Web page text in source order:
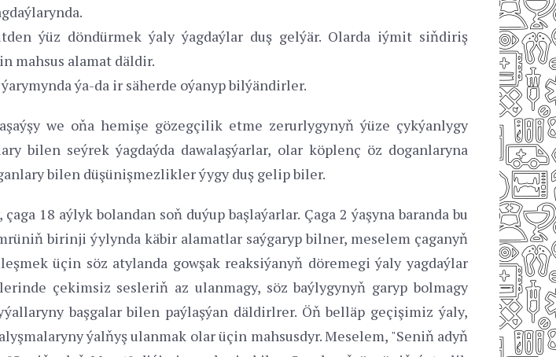
ýüz döndürmek ýaly ýagdaýlar duş gelýär. Olarda iýmit siňdiriş
mahsus alamat däldir.
ýa-da ir säherde oýanyp bilýändirler.
we oňa hemişe gözegçilik etme zerurlygynyň ýüze çykýanlygy
bilen seýrek ýagdaýda dawalaşýarlar, olar köplenç öz doganlaryna
bilen düşünişmezlikler ýygy duş gelip biler.
18 aýlyk bolandan soň duýup başlaýarlar. Çaga 2 ýaşyna baranda bu
birinji ýylynda käbir alamatlar saýgaryp bilner, meselem çaganyň
üçin söz atylanda gowşak reaksiýanyň döremegi ýaly yagdaýlar
çekimsiz sesleriň az ulanmagy, söz baýlygynyň garyp bolmagy
başgalar bilen paýlaşýan däldirlrer. Öň belläp geçişimiz ýaly,
ýalňyş ulanmak olar üçin mahsusdyr. Meselem, "Seniň adyň